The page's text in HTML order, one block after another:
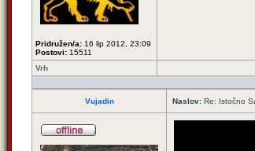
Pridružen/a: 16 lip 2012, 23:09
Postovi: 15511
Vrh
Vujadin Naslov: Re: Istočno